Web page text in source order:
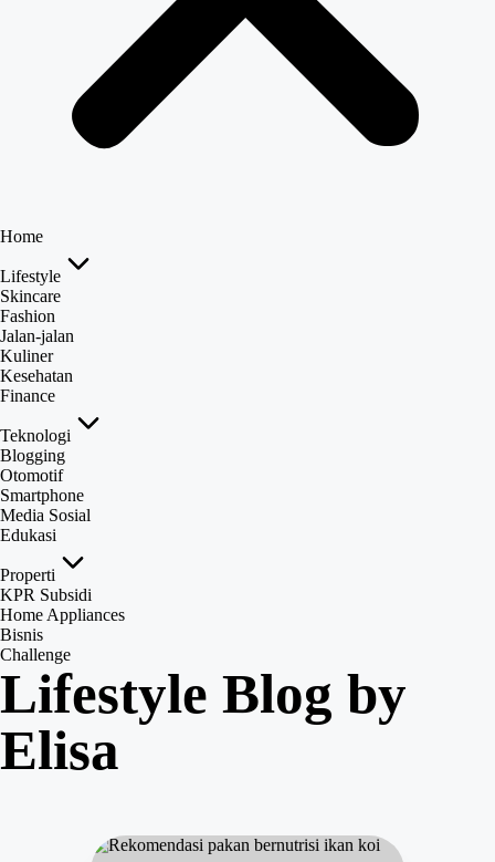
Home
Lifestyle
Skincare
Fashion
Jalan-jalan
Kuliner
Kesehatan
Finance
Teknologi
Blogging
Otomotif
Smartphone
Media Sosial
Edukasi
Properti
KPR Subsidi
Home Appliances
Bisnis
Challenge
Lifestyle Blog by
Elisa